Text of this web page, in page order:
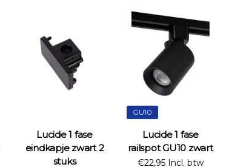
Lucide 1 fase
eindkapje zwart 2
stuks
GU10
Lucide 1 fase
railspot GU10 zwart
€22,95 Incl. btw